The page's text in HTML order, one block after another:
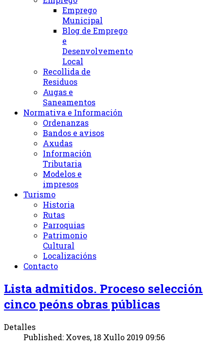
Emprego
Municipal
Blog de Emprego
e
Desenvolvemento
Local
Recollida de
Residuos
Augas e
Saneamentos
Normativa e Información
Ordenanzas
Bandos e avisos
Axudas
Información
Tributaria
Modelos e
impresos
Turismo
Historia
Rutas
Parroquias
Patrimonio
Cultural
Localizacións
Contacto
Lista admitidos. Proceso selección
cinco peóns obras públicas
Detalles
Published: Xoves, 18 Xullo 2019 09:56